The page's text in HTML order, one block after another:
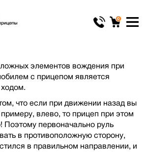
0
элементов вождения при
с прицепом является
что если при движении назад вы
влево, то прицеп при этом
Поэтому первоначально руль
в противоположную сторону,
в правильном направлении, и